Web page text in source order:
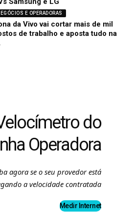
E OPERADORAS
da Vivo vai cortar mais de mil
de trabalho e aposta tudo na
do
Operadora
agora se o seu provedor está
a velocidade contratada
Medir Internet